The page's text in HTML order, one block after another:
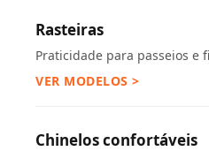
Rasteiras
Praticidade para passeios e
VER MODELOS >
Chinelos confortáveis